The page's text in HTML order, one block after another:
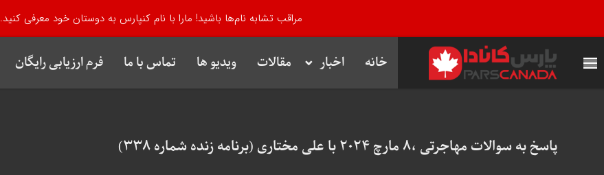
خانه اخبار مقالات ویدیو ها تماس با ما فرم ارزیابی رایگان
پاسخ به سوالات مهاجرتی ،8 مارچ 2024 با علی مختاری (برنامه زنده شماره 338)
مراقب تشابه نام‌ها باشید! مارا با نام کنپارس به دوستان خود معرفی کنید.